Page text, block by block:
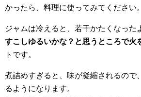
かったら、料理に使ってみてください。
ジャムは冷えると、若干かたくなった
すこしゆるいかな？と思うところで火
トです。
煮詰めすぎると、味が凝縮されるので
るようになります。